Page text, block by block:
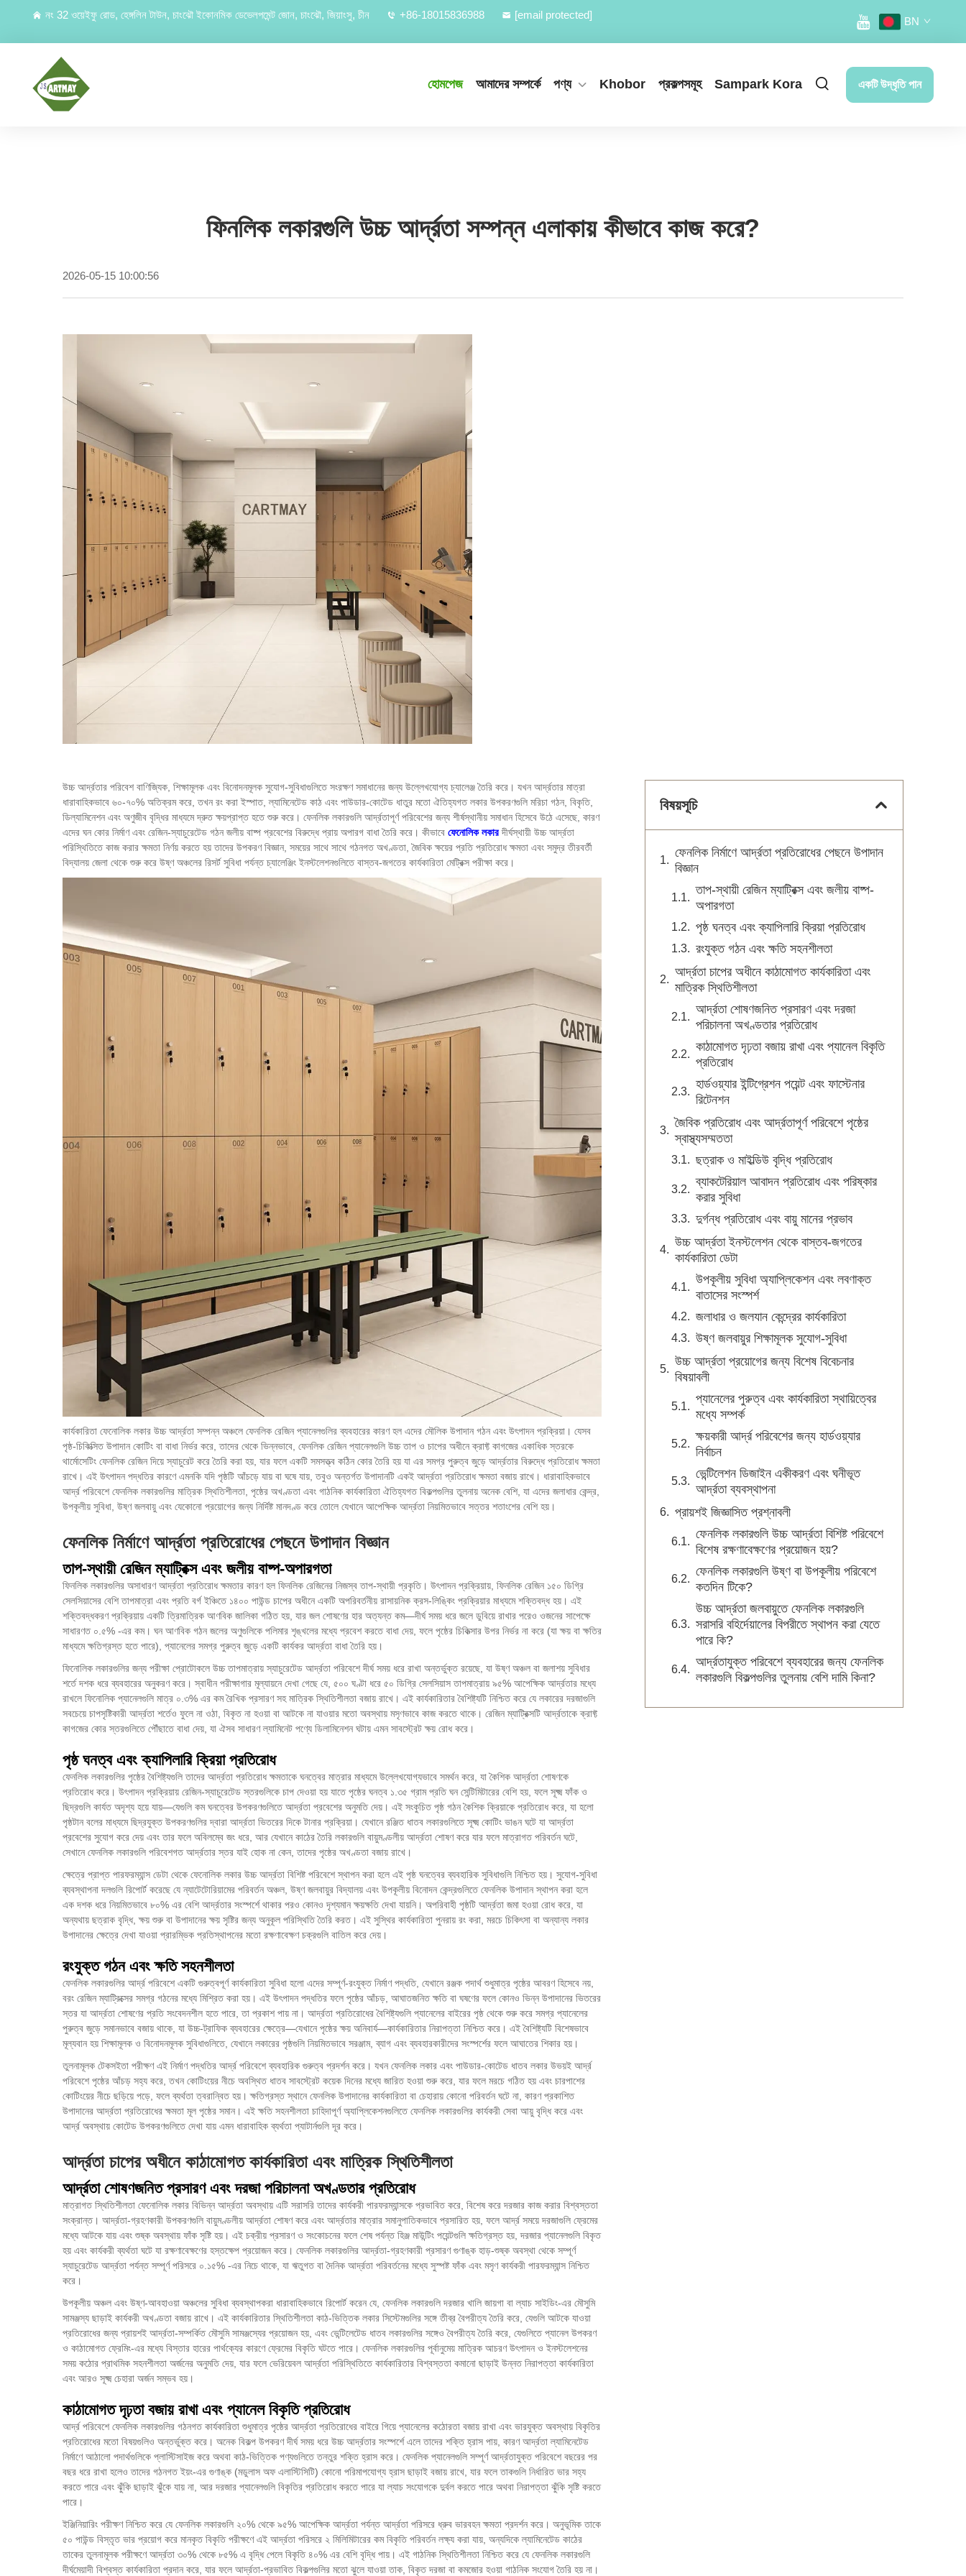
নং 32 ওয়েইফু রোড, হেঙ্গলিন টাউন, চাংঝৌ ইকোনমিক ডেভেলপমেন্ট জোন, চাংঝৌ, জিয়াংসু, চীন +86-18015836988 [email protected]
BN
হোমপেজ আমাদের সম্পর্কে পণ্য Khobor প্রকল্পসমূহ Sampark Kora একটি উদ্ধৃতি পান
ফিনলিক লকারগুলি উচ্চ আর্দ্রতা সম্পন্ন এলাকায় কীভাবে কাজ করে?
2026-05-15 10:00:56
উচ্চ আর্দ্রতার পরিবেশ বাণিজ্যিক, শিক্ষামূলক এবং বিনোদনমূলক সুযোগ-সুবিধাগুলিতে সংরক্ষণ সমাধানের জন্য উল্লেখযোগ্য চ্যালেঞ্জ তৈরি করে। যখন আর্দ্রতার মাত্রা
ধারাবাহিকভাবে ৬০-৭০% অতিক্রম করে, তখন রং করা ইস্পাত, ল্যামিনেটেড কাঠ এবং পাউডার-কোটেড ধাতুর মতো ঐতিহ্যগত লকার উপকরণগুলি মরিচা গঠন, বিকৃতি,
ডিল্যামিনেশন এবং অণুজীব বৃদ্ধির মাধ্যমে দ্রুত ক্ষয়প্রাপ্ত হতে শুরু করে। ফেনলিক লকারগুলি আর্দ্রতাপূর্ণ পরিবেশের জন্য শীর্ষস্থানীয় সমাধান হিসেবে উঠে এসেছে, কারণ
এদের ঘন কোর নির্মাণ এবং রেজিন-স্যাচুরেটেড গঠন জলীয় বাষ্প প্রবেশের বিরুদ্ধে প্রায় অপারগ বাধা তৈরি করে। কীভাবে ফেনোলিক লকারদীর্ঘস্থায়ী উচ্চ আর্দ্রতা
পরিস্থিতিতে কাজ করার ক্ষমতা নির্ণয় করতে হয় তাদের উপকরণ বিজ্ঞান, সময়ের সাথে সাথে গঠনগত অখণ্ডতা, জৈবিক ক্ষয়ের প্রতি প্রতিরোধ ক্ষমতা এবং সমুদ্র তীরবর্তী
বিদ্যালয় জেলা থেকে শুরু করে উষ্ণ অঞ্চলের রিসর্ট সুবিধা পর্যন্ত চ্যালেঞ্জিং ইনস্টলেশনগুলিতে বাস্তব-জগতের কার্যকারিতা মেট্রিক্স পরীক্ষা করে।
কার্যকারিতা ফেনোলিক লকার উচ্চ আর্দ্রতা সম্পন্ন অঞ্চলে ফেনলিক রেজিন প্যানেলগুলির ব্যবহারের কারণ হল এদের মৌলিক উপাদান গঠন এবং উৎপাদন প্রক্রিয়া। যেসব
পৃষ্ঠ-চিকিত্সিত উপাদান কোটিং বা বাধা নির্ভর করে, তাদের থেকে ভিন্নভাবে, ফেনলিক রেজিন প্যানেলগুলি উচ্চ তাপ ও চাপের অধীনে ক্রাফ্ট কাগজের একাধিক স্তরকে
থার্মোসেটিং ফেনলিক রেজিন দিয়ে স্যাচুরেট করে তৈরি করা হয়, যার ফলে একটি সমসত্ত্ব কঠিন কোর তৈরি হয় যা এর সমগ্র পুরুত্ব জুড়ে আর্দ্রতার বিরুদ্ধে প্রতিরোধ ক্ষমতা
রাখে। এই উৎপাদন পদ্ধতির কারণে এমনকি যদি পৃষ্ঠটি আঁচড়ে যায় বা ঘষে যায়, তবুও অন্তর্গত উপাদানটি একই আর্দ্রতা প্রতিরোধ ক্ষমতা বজায় রাখে। ধারাবাহিকভাবে
আর্দ্র পরিবেশে ফেনলিক লকারগুলির মাত্রিক স্থিতিশীলতা, পৃষ্ঠের অখণ্ডতা এবং গাঠনিক কার্যকারিতা ঐতিহ্যগত বিকল্পগুলির তুলনায় অনেক বেশি, যা এদের জলাধার কেন্দ্র,
উপকূলীয় সুবিধা, উষ্ণ জলবায়ু এবং যেকোনো প্রয়োগের জন্য নির্দিষ্ট মানদণ্ড করে তোলে যেখানে আপেক্ষিক আর্দ্রতা নিয়মিতভাবে সত্তর শতাংশের বেশি হয়।
ফেনলিক নির্মাণে আর্দ্রতা প্রতিরোধের পেছনে উপাদান বিজ্ঞান
তাপ-স্থায়ী রেজিন ম্যাট্রিক্স এবং জলীয় বাষ্প-অপারগতা
ফিনলিক লকারগুলির অসাধারণ আর্দ্রতা প্রতিরোধ ক্ষমতার কারণ হল ফিনলিক রেজিনের নিজস্ব তাপ-স্থায়ী প্রকৃতি। উৎপাদন প্রক্রিয়ায়, ফিনলিক রেজিন ১৫০ ডিগ্রি
সেলসিয়াসের বেশি তাপমাত্রা এবং প্রতি বর্গ ইঞ্চিতে ১৪০০ পাউন্ড চাপের অধীনে একটি অপরিবর্তনীয় রাসায়নিক ক্রস-লিঙ্কিং প্রক্রিয়ার মাধ্যমে শক্তিবদ্ধ হয়। এই
শক্তিবদ্ধকরণ প্রক্রিয়ায় একটি ত্রিমাত্রিক আণবিক জালিকা গঠিত হয়, যার জল শোষণের হার অত্যন্ত কম—দীর্ঘ সময় ধরে জলে ডুবিয়ে রাখার পরেও ওজনের সাপেক্ষে
সাধারণত ০.৫% -এর কম। ঘন আণবিক গঠন জলের অণুগুলিকে পলিমার শৃঙ্খলের মধ্যে প্রবেশ করতে বাধা দেয়, ফলে পৃষ্ঠের চিকিত্সার উপর নির্ভর না করে (যা ক্ষয় বা ক্ষতির
মাধ্যমে ক্ষতিগ্রস্ত হতে পারে), প্যানেলের সমগ্র পুরুত্ব জুড়ে একটি কার্যকর আর্দ্রতা বাধা তৈরি হয়।
ফিনোলিক লকারগুলির জন্য পরীক্ষা প্রোটোকলে উচ্চ তাপমাত্রায় স্যাচুরেটেড আর্দ্রতা পরিবেশে দীর্ঘ সময় ধরে রাখা অন্তর্ভুক্ত রয়েছে, যা উষ্ণ অঞ্চল বা জলাশয় সুবিধার
শর্তে দশক ধরে ব্যবহারের অনুকরণ করে। স্বাধীন পরীক্ষাগার মূল্যায়নে দেখা গেছে যে, ৫০০ ঘণ্টা ধরে ৫০ ডিগ্রি সেলসিয়াস তাপমাত্রায় ৯৫% আপেক্ষিক আর্দ্রতার মধ্যে
রাখলে ফিনোলিক প্যানেলগুলি মাত্র ০.৩% এর কম রৈখিক প্রসারণ সহ মাত্রিক স্থিতিশীলতা বজায় রাখে। এই কার্যকারিতার বৈশিষ্ট্যটি নিশ্চিত করে যে লকারের দরজাগুলি
সবচেয়ে চাপসৃষ্টিকারী আর্দ্রতা শর্তেও ফুলে না ওঠা, বিকৃত না হওয়া বা আটকে না যাওয়ার মতো অবস্থায় মসৃণভাবে কাজ করতে থাকে। রেজিন ম্যাট্রিক্সটি আর্দ্রতাকে ক্রাফ্ট
কাগজের কোর স্তরগুলিতে পৌঁছাতে বাধা দেয়, যা ঐসব সাধারণ ল্যামিনেট পণ্যে ডিলামিনেশন ঘটায় এমন সাবস্ট্রেট ক্ষয় রোধ করে।
পৃষ্ঠ ঘনত্ব এবং ক্যাপিলারি ক্রিয়া প্রতিরোধ
ফেনলিক লকারগুলির পৃষ্ঠের বৈশিষ্ট্যগুলি তাদের আর্দ্রতা প্রতিরোধ ক্ষমতাকে ঘনত্বের মাত্রার মাধ্যমে উল্লেখযোগ্যভাবে সমর্থন করে, যা কৈশিক আর্দ্রতা শোষণকে
প্রতিরোধ করে। উৎপাদন প্রক্রিয়ায় রেজিন-স্যাচুরেটেড স্তরগুলিকে চাপ দেওয়া হয় যাতে পৃষ্ঠের ঘনত্ব ১.৩৫ গ্রাম প্রতি ঘন সেন্টিমিটারের বেশি হয়, ফলে সূক্ষ্ম ফাঁক ও
ছিদ্রগুলি কার্যত অদৃশ্য হয়ে যায়—যেগুলি কম ঘনত্বের উপকরণগুলিতে আর্দ্রতা প্রবেশের অনুমতি দেয়। এই সংকুচিত পৃষ্ঠ গঠন কৈশিক ক্রিয়াকে প্রতিরোধ করে, যা হলো
পৃষ্ঠটান বলের মাধ্যমে ছিদ্রযুক্ত উপকরণগুলির দ্বারা আর্দ্রতা ভিতরের দিকে টানার প্রক্রিয়া। যেখানে রঞ্জিত ধাতব লকারগুলিতে সূক্ষ্ম কোটিং ভাঙন ঘটে যা আর্দ্রতা
প্রবেশের সুযোগ করে দেয় এবং তার ফলে অবিলম্বে জং ধরে, আর যেখানে কাঠের তৈরি লকারগুলি বায়ুমণ্ডলীয় আর্দ্রতা শোষণ করে যার ফলে মাত্রাগত পরিবর্তন ঘটে,
সেখানে ফেনলিক লকারগুলি পরিবেশগত আর্দ্রতার স্তর যাই হোক না কেন, তাদের পৃষ্ঠের অখণ্ডতা বজায় রাখে।
ক্ষেত্রে প্রাপ্ত পারফরম্যান্স ডেটা থেকে ফেনোলিক লকার উচ্চ আর্দ্রতা বিশিষ্ট পরিবেশে স্থাপন করা হলে এই পৃষ্ঠ ঘনত্বের ব্যবহারিক সুবিধাগুলি নিশ্চিত হয়। সুযোগ-সুবিধা
ব্যবস্থাপনা দলগুলি রিপোর্ট করেছে যে ন্যাটেটোরিয়ামের পরিবর্তন অঞ্চল, উষ্ণ জলবায়ুর বিদ্যালয় এবং উপকূলীয় বিনোদন কেন্দ্রগুলিতে ফেনলিক উপাদান স্থাপন করা হলে
এক দশক ধরে নিয়মিতভাবে ৮০% এর বেশি আর্দ্রতার সংস্পর্শে থাকার পরও কোনও দৃশ্যমান ক্ষয়ক্ষতি দেখা যায়নি। অপরিবাহী পৃষ্ঠটি আর্দ্রতা জমা হওয়া রোধ করে, যা
অন্যথায় ছত্রাক বৃদ্ধি, ক্ষয় শুরু বা উপাদানের ক্ষয় সৃষ্টির জন্য অনুকূল পরিস্থিতি তৈরি করত। এই সুস্থির কার্যকারিতা পুনরায় রং করা, মরচে চিকিৎসা বা অন্যান্য লকার
উপাদানের ক্ষেত্রে দেখা যাওয়া প্রারম্ভিক প্রতিস্থাপনের মতো রক্ষণাবেক্ষণ চক্রগুলি বাতিল করে দেয়।
রংযুক্ত গঠন এবং ক্ষতি সহনশীলতা
ফেনলিক লকারগুলির আর্দ্র পরিবেশে একটি গুরুত্বপূর্ণ কার্যকারিতা সুবিধা হলো এদের সম্পূর্ণ-রংযুক্ত নির্মাণ পদ্ধতি, যেখানে রঞ্জক পদার্থ শুধুমাত্র পৃষ্ঠের আবরণ হিসেবে নয়,
বরং রেজিন ম্যাট্রিক্সের সমগ্র গঠনের মধ্যে মিশ্রিত করা হয়। এই উৎপাদন পদ্ধতির ফলে পৃষ্ঠের আঁচড়, আঘাতজনিত ক্ষতি বা ঘষণের ফলে কোনও ভিন্ন উপাদানের ভিতরের
স্তর যা আর্দ্রতা শোষণের প্রতি সংবেদনশীল হতে পারে, তা প্রকাশ পায় না। আর্দ্রতা প্রতিরোধের বৈশিষ্ট্যগুলি প্যানেলের বাইরের পৃষ্ঠ থেকে শুরু করে সমগ্র প্যানেলের
পুরুত্ব জুড়ে সমানভাবে বজায় থাকে, যা উচ্চ-ট্রাফিক ব্যবহারের ক্ষেত্রে—যেখানে পৃষ্ঠের ক্ষয় অনিবার্য—কার্যকারিতার নিরাপত্তা নিশ্চিত করে। এই বৈশিষ্ট্যটি বিশেষভাবে
মূল্যবান হয় শিক্ষামূলক ও বিনোদনমূলক সুবিধাগুলিতে, যেখানে লকারের পৃষ্ঠগুলি নিয়মিতভাবে সরঞ্জাম, ব্যাগ এবং ব্যবহারকারীদের সংস্পর্শের ফলে আঘাতের শিকার হয়।
তুলনামূলক টেকসইতা পরীক্ষণ এই নির্মাণ পদ্ধতির আর্দ্র পরিবেশে ব্যবহারিক গুরুত্ব প্রদর্শন করে। যখন ফেনলিক লকার এবং পাউডার-কোটেড ধাতব লকার উভয়ই আর্দ্র
পরিবেশে পৃষ্ঠের আঁচড় সহ্য করে, তখন কোটিংয়ের নীচে অবস্থিত ধাতব সাবস্ট্রেট কয়েক দিনের মধ্যে জারিত হওয়া শুরু করে, যার ফলে মরচে গঠিত হয় এবং চারপাশের
কোটিংয়ের নীচে ছড়িয়ে পড়ে, ফলে ব্যর্থতা ত্বরান্বিত হয়। ক্ষতিগ্রস্ত স্থানে ফেনলিক উপাদানের কার্যকারিতা বা চেহারায় কোনো পরিবর্তন ঘটে না, কারণ প্রকাশিত
উপাদানের আর্দ্রতা প্রতিরোধের ক্ষমতা মূল পৃষ্ঠের সমান। এই ক্ষতি সহনশীলতা চাহিদাপূর্ণ অ্যাপ্লিকেশনগুলিতে ফেনলিক লকারগুলির কার্যকরী সেবা আয়ু বৃদ্ধি করে এবং
আর্দ্র অবস্থায় কোটেড উপকরণগুলিতে দেখা যায় এমন ধারাবাহিক ব্যর্থতা প্যাটার্নগুলি দূর করে।
আর্দ্রতা চাপের অধীনে কাঠামোগত কার্যকারিতা এবং মাত্রিক স্থিতিশীলতা
আর্দ্রতা শোষণজনিত প্রসারণ এবং দরজা পরিচালনা অখণ্ডতার প্রতিরোধ
মাত্রাগত স্থিতিশীলতা ফেনোলিক লকার বিভিন্ন আর্দ্রতা অবস্থায় এটি সরাসরি তাদের কার্যকরী পারফরম্যান্সকে প্রভাবিত করে, বিশেষ করে দরজার কাজ করার বিশ্বস্ততা
সংক্রান্ত। আর্দ্রতা-গ্রহণকারী উপকরণগুলি বায়ুমণ্ডলীয় আর্দ্রতা শোষণ করে এবং আর্দ্রতার মাত্রার সমানুপাতিকভাবে প্রসারিত হয়, ফলে আর্দ্র সময়ে দরজাগুলি ফ্রেমের
মধ্যে আটকে যায় এবং শুষ্ক অবস্থায় ফাঁক সৃষ্টি হয়। এই চক্রীয় প্রসারণ ও সংকোচনের ফলে শেষ পর্যন্ত হিঞ্জ মাউন্টিং পয়েন্টগুলি ক্ষতিগ্রস্ত হয়, দরজার প্যানেলগুলি বিকৃত
হয় এবং কার্যকরী ব্যর্থতা ঘটে যা রক্ষণাবেক্ষণের হস্তক্ষেপ প্রয়োজন করে। ফেনলিক লকারগুলির আর্দ্রতা-গ্রহণকারী প্রসারণ গুণাঙ্ক হাড়-শুষ্ক অবস্থা থেকে সম্পূর্ণ
স্যাচুরেটেড আর্দ্রতা পর্যন্ত সম্পূর্ণ পরিসরে ০.১৫% -এর নিচে থাকে, যা ঋতুগত বা দৈনিক আর্দ্রতা পরিবর্তনের মধ্যে সুস্পষ্ট ফাঁক এবং মসৃণ কার্যকরী পারফরম্যান্স নিশ্চিত
করে।
উপকূলীয় অঞ্চল এবং উষ্ণ-আবহাওয়া অঞ্চলের সুবিধা ব্যবস্থাপকরা ধারাবাহিকভাবে রিপোর্ট করেন যে, ফেনলিক লকারগুলি দরজার খালি জায়গা বা ল্যাচ সাইডিং-এর মৌসুমি
সামঞ্জস্য ছাড়াই কার্যকরী অখণ্ডতা বজায় রাখে। এই কার্যকারিতার স্থিতিশীলতা কাঠ-ভিত্তিক লকার সিস্টেমগুলির সঙ্গে তীব্র বৈপরীত্য তৈরি করে, যেগুলি আটকে যাওয়া
প্রতিরোধের জন্য প্রায়শই আর্দ্রতা-সম্পর্কিত মৌসুমি সামঞ্জস্যের প্রয়োজন হয়, এবং ভেন্টিলেটেড ধাতব লকারগুলির সঙ্গেও বৈপরীত্য তৈরি করে, যেগুলিতে প্যানেল উপকরণ
ও কাঠামোগত ফ্রেমিং-এর মধ্যে বিস্তার হারের পার্থক্যের কারণে ফ্রেমের বিকৃতি ঘটতে পারে। ফেনলিক লকারগুলির পূর্বানুমেয় মাত্রিক আচরণ উৎপাদন ও ইনস্টলেশনের
সময় কঠোর প্রাথমিক সহনশীলতা অর্জনের অনুমতি দেয়, যার ফলে ভেরিয়েবল আর্দ্রতা পরিস্থিতিতে কার্যকারিতার বিশ্বস্ততা কমানো ছাড়াই উন্নত নিরাপত্তা কার্যকারিতা
এবং আরও সূক্ষ্ম চেহারা অর্জন সম্ভব হয়।
কাঠামোগত দৃঢ়তা বজায় রাখা এবং প্যানেল বিকৃতি প্রতিরোধ
আর্দ্র পরিবেশে ফেনলিক লকারগুলির গঠনগত কার্যকারিতা শুধুমাত্র পৃষ্ঠের আর্দ্রতা প্রতিরোধের বাইরে গিয়ে প্যানেলের কঠোরতা বজায় রাখা এবং ভারযুক্ত অবস্থায় বিকৃতির
প্রতিরোধের মতো বিষয়গুলিও অন্তর্ভুক্ত করে। অনেক বিকল্প উপকরণ দীর্ঘ সময় ধরে উচ্চ আর্দ্রতার সংস্পর্শে এলে তাদের শক্তি হ্রাস পায়, কারণ আর্দ্রতা ল্যামিনেটেড
নির্মাণে আঠালো পদার্থগুলিকে প্লাস্টিসাইজ করে অথবা কাঠ-ভিত্তিক পণ্যগুলিতে তন্তুর শক্তি হ্রাস করে। ফেনলিক প্যানেলগুলি সম্পূর্ণ আর্দ্রতাযুক্ত পরিবেশে বছরের পর
বছর ধরে রাখা হলেও তাদের গঠনগত ইয়ং-এর গুণাঙ্ক (মডুলাস অফ এলাস্টিসিটি) কোনো পরিমাপযোগ্য হ্রাস ছাড়াই বজায় রাখে, যার ফলে তাকগুলি নির্ধারিত ভার সহ্য
করতে পারে এবং ঝুঁকি ছাড়াই ঝুঁকে যায় না, আর দরজার প্যানেলগুলি বিকৃতির প্রতিরোধ করতে পারে যা ল্যাচ সংযোগকে দুর্বল করতে পারে অথবা নিরাপত্তা ঝুঁকি সৃষ্টি করতে
পারে।
ইঞ্জিনিয়ারিং পরীক্ষণ নিশ্চিত করে যে ফেনলিক লকারগুলি ২০% থেকে ৯৫% আপেক্ষিক আর্দ্রতা পর্যন্ত আর্দ্রতা পরিসরে ধ্রুব ভারবহন ক্ষমতা প্রদর্শন করে। অনুভূমিক তাকে
৫০ পাউন্ড বিস্তৃত ভার প্রয়োগ করে মানকৃত বিকৃতি পরীক্ষণে এই আর্দ্রতা পরিসরে ২ মিলিমিটারের কম বিকৃতি পরিবর্তন লক্ষ্য করা যায়, অন্যদিকে ল্যামিনেটেড কাঠের
তাকের তুলনামূলক পরীক্ষণে আর্দ্রতা ৩০% থেকে ৮৫% এ বৃদ্ধি পেলে বিকৃতি ৪০% এর বেশি বৃদ্ধি পায়। এই গাঠনিক স্থিতিশীলতা নিশ্চিত করে যে ফেনলিক লকারগুলি
দীর্ঘমেয়াদী বিশ্বস্ত কার্যকারিতা প্রদান করে, যার ফলে আর্দ্রতা-প্রভাবিত বিকল্পগুলির মতো ঝুলে যাওয়া তাক, বিকৃত দরজা বা কমজোর হওয়া গাঠনিক সংযোগ তৈরি হয় না।
বিষয়সূচি
ফেনলিক নির্মাণে আর্দ্রতা প্রতিরোধের পেছনে উপাদান
বিজ্ঞান
তাপ-স্থায়ী রেজিন ম্যাট্রিক্স এবং জলীয় বাষ্প-
অপারগতা
পৃষ্ঠ ঘনত্ব এবং ক্যাপিলারি ক্রিয়া প্রতিরোধ
রংযুক্ত গঠন এবং ক্ষতি সহনশীলতা
আর্দ্রতা চাপের অধীনে কাঠামোগত কার্যকারিতা এবং
মাত্রিক স্থিতিশীলতা
আর্দ্রতা শোষণজনিত প্রসারণ এবং দরজা
পরিচালনা অখণ্ডতার প্রতিরোধ
কাঠামোগত দৃঢ়তা বজায় রাখা এবং প্যানেল বিকৃতি
প্রতিরোধ
হার্ডওয়্যার ইন্টিগ্রেশন পয়েন্ট এবং ফাস্টেনার
রিটেনশন
জৈবিক প্রতিরোধ এবং আর্দ্রতাপূর্ণ পরিবেশে পৃষ্ঠের
স্বাস্থ্যসম্মততা
ছত্রাক ও মাইল্ডিউ বৃদ্ধি প্রতিরোধ
ব্যাকটেরিয়াল আবাদন প্রতিরোধ এবং পরিষ্কার
করার সুবিধা
দুর্গন্ধ প্রতিরোধ এবং বায়ু মানের প্রভাব
উচ্চ আর্দ্রতা ইনস্টলেশন থেকে বাস্তব-জগতের
কার্যকারিতা ডেটা
উপকূলীয় সুবিধা অ্যাপ্লিকেশন এবং লবণাক্ত
বাতাসের সংস্পর্শ
জলাধার ও জলযান কেন্দ্রের কার্যকারিতা
উষ্ণ জলবায়ুর শিক্ষামূলক সুযোগ-সুবিধা
উচ্চ আর্দ্রতা প্রয়োগের জন্য বিশেষ বিবেচনার
বিষয়াবলী
প্যানেলের পুরুত্ব এবং কার্যকারিতা স্থায়িত্বের
মধ্যে সম্পর্ক
ক্ষয়কারী আর্দ্র পরিবেশের জন্য হার্ডওয়্যার
নির্বাচন
ভেন্টিলেশন ডিজাইন একীকরণ এবং ঘনীভূত
আর্দ্রতা ব্যবস্থাপনা
প্রায়শই জিজ্ঞাসিত প্রশ্নাবলী
ফেনলিক লকারগুলি উচ্চ আর্দ্রতা বিশিষ্ট পরিবেশে
বিশেষ রক্ষণাবেক্ষণের প্রয়োজন হয়?
ফেনলিক লকারগুলি উষ্ণ বা উপকূলীয় পরিবেশে
কতদিন টিকে?
উচ্চ আর্দ্রতা জলবায়ুতে ফেনলিক লকারগুলি
সরাসরি বহির্দেয়ালের বিপরীতে স্থাপন করা যেতে
পারে কি?
আর্দ্রতাযুক্ত পরিবেশে ব্যবহারের জন্য ফেনলিক
লকারগুলি বিকল্পগুলির তুলনায় বেশি দামি কিনা?